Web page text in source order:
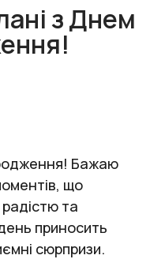
з Днем
Бажаю
що
та
приносить
сюрпризи.